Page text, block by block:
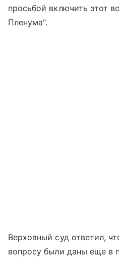
просьбой включить этот
Пленума".
Верховный суд ответил,
вопросу были даны еще в